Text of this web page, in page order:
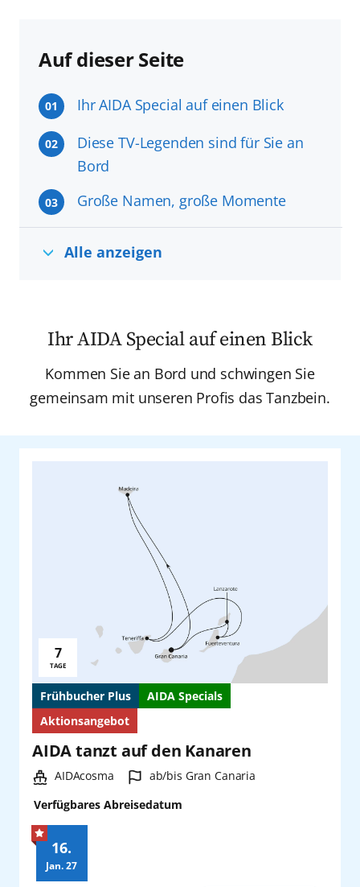
Auf dieser Seite
01 Ihr AIDA Special auf einen Blick
02
Diese TV-Legenden sind für Sie an
Bord
03 Große Namen, große Momente
Alle anzeigen
Ihr AIDA Special auf einen Blick
Kommen Sie an Bord und schwingen Sie
gemeinsam mit unseren Profis das Tanzbein.
Frühbucher Plus
AIDA Specials
Aktionsangebot
AIDA tanzt auf den Kanaren
Schiff:
AIDAcosma Hafen:
ab/bis Gran Canaria
Verfügbares Abreisedatum
16.
Jan. 27
Reisedauer:
7
TAGE